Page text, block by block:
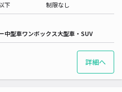
下
制限なし
中型車ワンボックス大型車・SUV
詳細へ